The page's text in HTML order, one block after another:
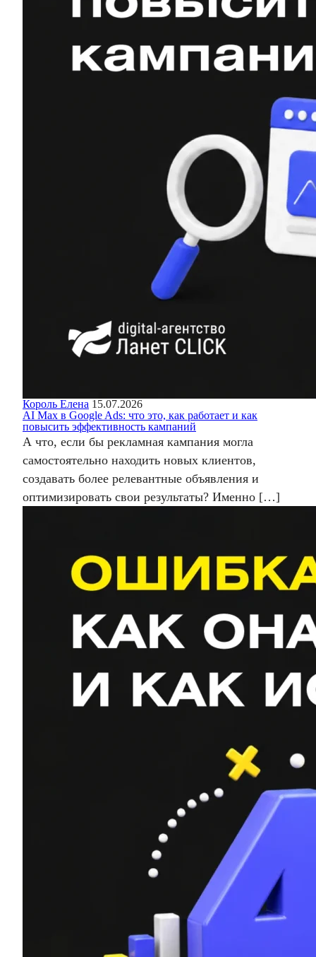
Король Елена 15.07.2026
AI Max в Google Ads: что это, как работает и как
повысить эффективность кампаний
А что, если бы рекламная кампания могла
самостоятельно находить новых клиентов,
создавать более релевантные объявления и
оптимизировать свои результаты? Именно […]